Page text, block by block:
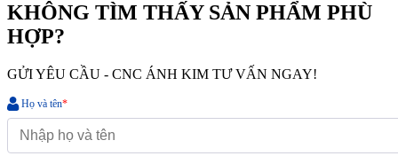
KHÔNG TÌM THẤY SẢN PHẨM PHÙ
HỢP?
GỬI YÊU CẦU - CNC ÁNH KIM TƯ VẤN NGAY!
Họ và tên*